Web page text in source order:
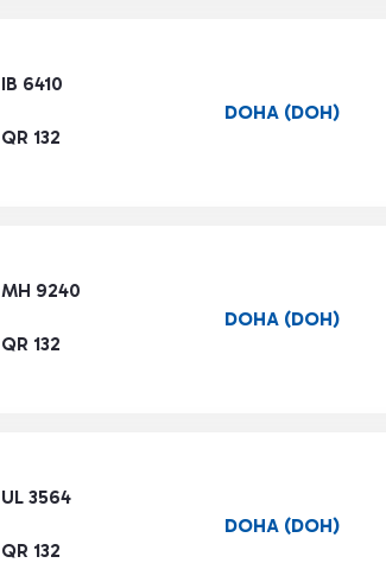
IB 6410
QR 132
DOHA (DOH)
MH 9240
QR 132
DOHA (DOH)
UL 3564
QR 132
DOHA (DOH)